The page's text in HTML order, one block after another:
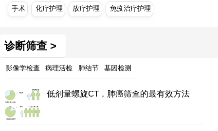
手术 化疗护理 放疗护理 免疫治疗护理
诊断筛查 >
影像学检查 病理活检 肺结节 基因检测
低剂量螺旋CT，肺癌筛查的最有效方法